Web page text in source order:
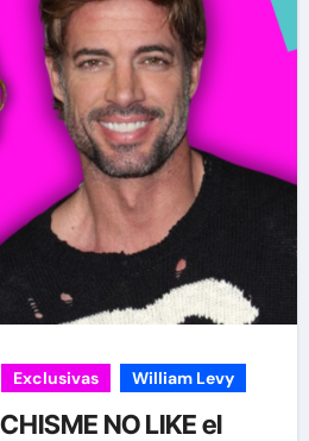
Exclusivas William Levy
NO LIKE el